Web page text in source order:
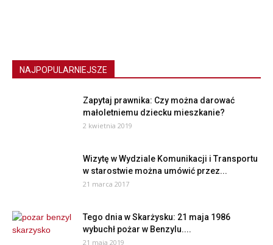
NAJPOPULARNIEJSZE
Zapytaj prawnika: Czy można darować
małoletniemu dziecku mieszkanie?
2 kwietnia 2019
Wizytę w Wydziale Komunikacji i Transportu
w starostwie można umówić przez...
21 marca 2017
Tego dnia w Skarżysku: 21 maja 1986
wybuchł pożar w Benzylu....
21 maja 2019